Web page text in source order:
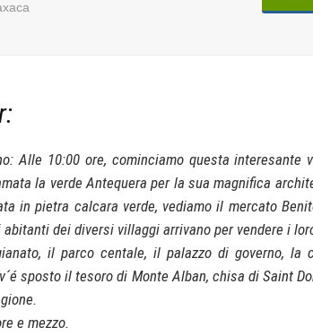
Alle 10:00 ore, cominciamo questa interesante
la verde Antequera per la sua magnifica
in pietra calcara verde, vediamo il mercato
dei diversi villaggi arrivano per vendere i
il parco centale, il palazzo di governo, la
sposto il tesoro di Monte Alban, chisa di Saint
e mezzo.